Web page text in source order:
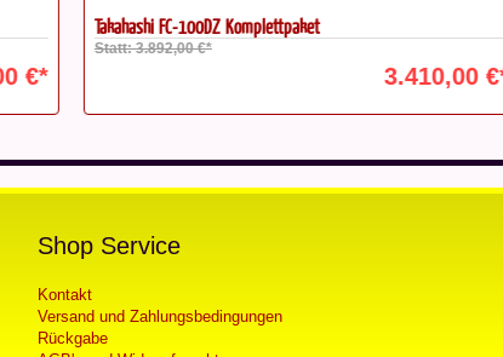
Takahashi FC-100DZ Komplettpaket
Statt: 3.892,00 €*
3.410,00 €*
Shop Service
Kontakt
Versand und Zahlungsbedingungen
Rückgabe